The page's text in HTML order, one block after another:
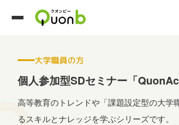
大学職員の方
個人参加型SDセミナー「
高等教育のトレンドや「課題設定型の大学
るスキルとナレッジを学ぶシリーズです。